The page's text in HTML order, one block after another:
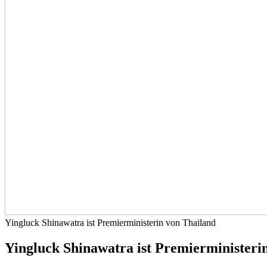
Yingluck Shinawatra ist Premierministerin von Thailand
Yingluck Shinawatra ist